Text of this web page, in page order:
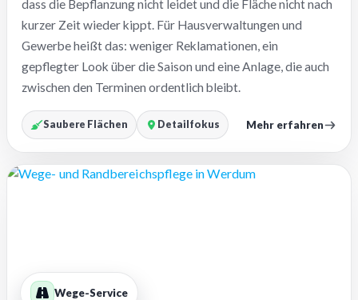
dass die Bepflanzung nicht leidet und die Fläche nicht nach
kurzer Zeit wieder kippt. Für Hausverwaltungen und
Gewerbe heißt das: weniger Reklamationen, ein
gepflegter Look über die Saison und eine Anlage, die auch
zwischen den Terminen ordentlich bleibt.
Saubere Flächen Detailfokus Mehr erfahren
Wege-Service